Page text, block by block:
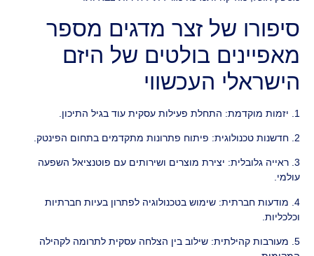
סיפורו של זצר מדגים מספר
מאפיינים בולטים של היזם
הישראלי העכשווי
1. יזמות מוקדמת: התחלת פעילות עסקית עוד בגיל התיכון.
2. חדשנות טכנולוגית: פיתוח פתרונות מתקדמים בתחום הפינטק.
3. ראייה גלובלית: יצירת מוצרים ושירותים עם פוטנציאל השפעה
עולמי.
4. מודעות חברתית: שימוש בטכנולוגיה לפתרון בעיות חברתיות
וכלכליות.
5. מעורבות קהילתית: שילוב בין הצלחה עסקית לתרומה לקהילה